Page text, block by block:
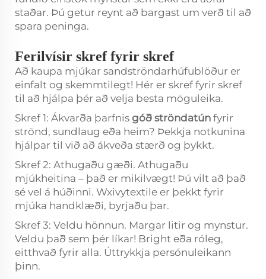
staðar. Þú getur reynt að bargast um verð til að
spara peninga.
Ferilvísir skref fyrir skref
Að kaupa mjúkar sandströndarhúfublöður er
einfalt og skemmtilegt! Hér er skref fyrir skref
til að hjálpa þér að velja besta möguleika.
Skref 1: Ákvarða þarfnis góð ströndatún fyrir
strönd, sundlaug eða heim? Þekkja notkunina
hjálpar til við að ákveða stærð og þykkt.
Skref 2: Athugaðu gæði. Athugaðu
mjúkheitina – það er mikilvægt! Þú vilt að það
sé vel á húðinni. Wxivytextile er þekkt fyrir
mjúka handklæði, byrjaðu þar.
Skref 3: Veldu hönnun. Margar litir og mynstur.
Veldu það sem þér líkar! Bright eða róleg,
eitthvað fyrir alla. Úttrykkja persónuleikann
þinn.